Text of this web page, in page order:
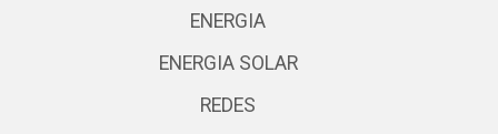
ENERGIA
ENERGIA SOLAR
REDES